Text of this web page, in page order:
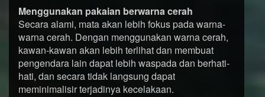
Menggunakan pakaian berwarna cerah
Secara alami, mata akan lebih fokus pada warna-
warna cerah. Dengan menggunakan warna cerah,
kawan-kawan akan lebih terlihat dan membuat
pengendara lain dapat lebih waspada dan berhati-
hati, dan secara tidak langsung dapat
meminimalisir terjadinya kecelakaan.